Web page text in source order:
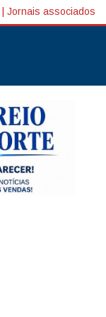
Jornais associados